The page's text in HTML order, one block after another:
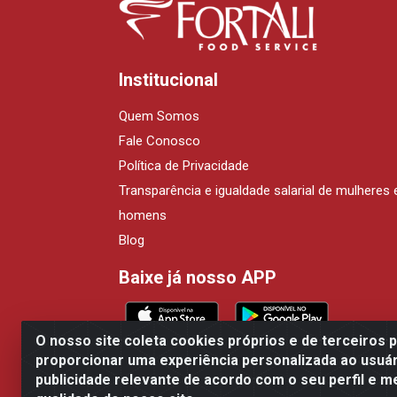
O nosso site coleta cookies próprios e de terceiros
proporcionar uma experiência personalizada ao
publicidade relevante de acordo com o seu perfil e
Institucional
Quem Somos
Fale Conosco
Política de Privacidade
Transparência e igualdade salarial de mulheres
homens
Blog
Baixe já nosso APP
Fortali Distribuidora de Alimentos